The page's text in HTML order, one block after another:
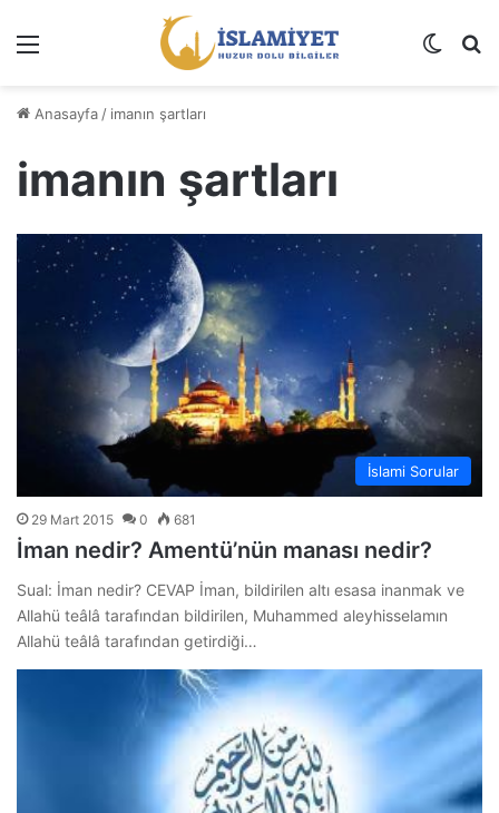
Dış
Anasayfa / imanın şartları
imanın şartları
İslami Sorular
29 Mart 2015 0 681
İman nedir? Amentü’nün manası nedir?
Sual: İman nedir? CEVAP İman, bildirilen altı esasa inanmak ve
Allahü teâlâ tarafından bildirilen, Muhammed aleyhisselamın
Allahü teâlâ tarafından getirdiği…